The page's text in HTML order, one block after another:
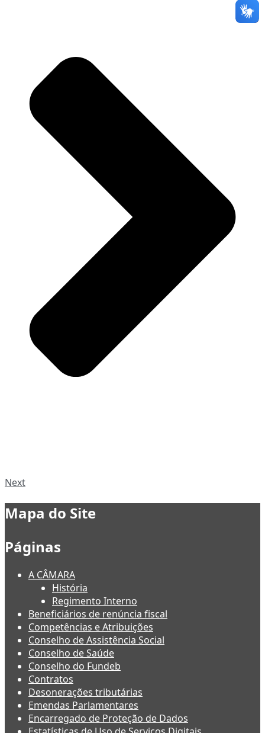
Next
Mapa do Site
Páginas
A CÂMARA
História
Regimento Interno
Beneficiários de renúncia fiscal
Competências e Atribuições
Conselho de Assistência Social
Conselho de Saúde
Conselho do Fundeb
Contratos
Desonerações tributárias
Emendas Parlamentares
Encarregado de Proteção de Dados